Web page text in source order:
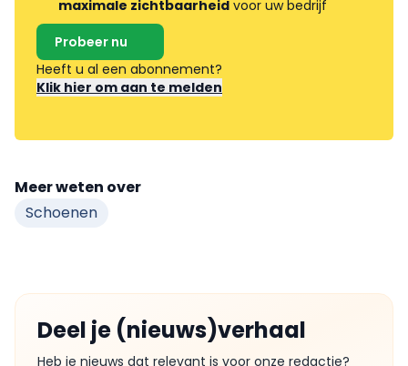
maximale zichtbaarheid voor uw bedrijf
Probeer nu
Heeft u al een abonnement?
Klik hier om aan te melden
Meer weten over
Schoenen
Deel je (nieuws)verhaal
Heb je nieuws dat relevant is voor onze redactie?